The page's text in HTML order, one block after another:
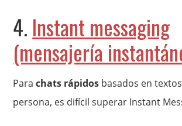
4. Instant messaging
(mensajería
Parachats rápidos basados en
persona, es difícil superar Instant